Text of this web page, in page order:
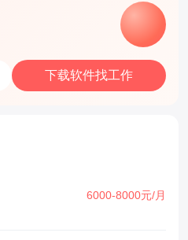
下载软件找工作
6000-8000元/月